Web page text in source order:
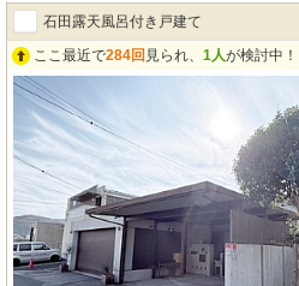
で、お客様のビジネスプランに合わせて柔
ッピングセンターや病院、飲食店などが揃
も便利な環境が広がっています。20年の長
この機会に、お客様の夢を形にするお手伝
石田露天風呂付き戸建て
ここ最近で284回 見られ、 1人が検討中！